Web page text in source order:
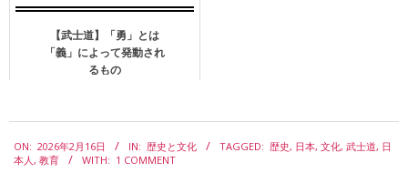
【武士道】「勇」とは
「義」によって発動され
るもの
02-
ON: 2026年2月16日 IN: 歴史と文化 TAGGED: 歴史, 日本, 文化, 武士道, 日
本人, 教育 WITH: 1 COMMENT